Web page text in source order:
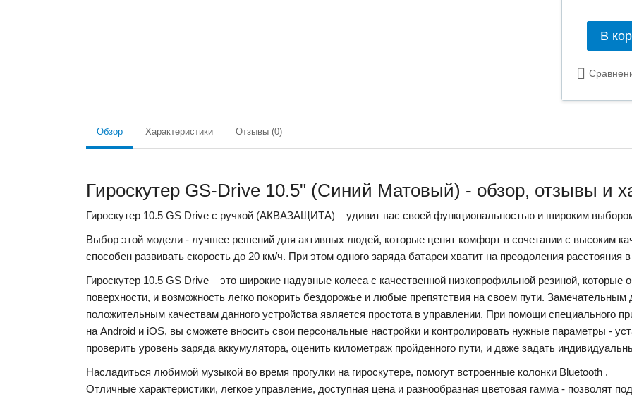
В
Обзор Характеристики Отзывы (0)
Гироскутер GS-Drive 10.5" (Синий Матовый) - обзор, отзывы и
Гироскутер 10.5 GS Drive с ручкой (АКВАЗАЩИТА) – удивит вас своей функциональностью и широким
Выбор этой модели - лучшее решений для активных людей, которые ценят комфорт в сочетании с высоким
способен развивать скорость до 20 км/ч. При этом одного заряда батареи хватит на преодоления расстояния
Гироскутер 10.5 GS Drive – это широкие надувные колеса с качественной низкопрофильной резиной, которые
поверхности, и возможность легко покорить бездорожье и любые препятствия на своем пути.
положительным качествам данного устройства является простота в управлении. При помощи специального
на Android и iOS, вы сможете вносить свои персональные настройки и контролировать нужные параметры - у
проверить уровень заряда аккумулятора, оценить километраж пройденного пути, и даже задать
Насладиться любимой музыкой во время прогулки на гироскутере, помогут встроенные колонки Bluetooth .
Отличные характеристики, легкое управление, доступная цена и разнообразная цветовая гамма - позволят